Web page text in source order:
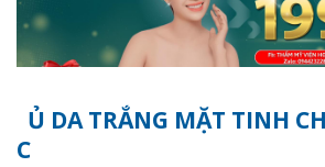
Ủ DA TRẮNG MẶT TINH
C